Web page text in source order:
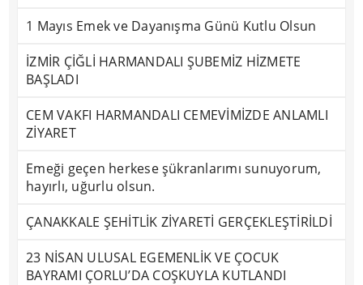
1 Mayıs Emek ve Dayanışma Günü Kutlu Olsun
İZMİR ÇİĞLİ HARMANDALI ŞUBEMİZ HİZMETE
BAŞLADI
CEM VAKFI HARMANDALI CEMEVİMİZDE ANLAMLI
ZİYARET
Emeği geçen herkese şükranlarımı sunuyorum,
hayırlı, uğurlu olsun.
ÇANAKKALE ŞEHİTLİK ZİYARETİ GERÇEKLEŞTİRİLDİ
23 NİSAN ULUSAL EGEMENLİK VE ÇOCUK
BAYRAMI ÇORLU’DA COŞKUYLA KUTLANDI